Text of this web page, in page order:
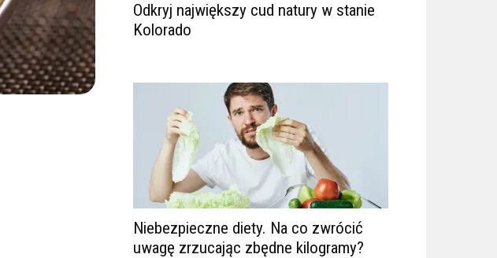
Odkryj największy cud natury w stanie
Kolorado
Niebezpieczne diety. Na co zwrócić
uwagę zrzucając zbędne kilogramy?